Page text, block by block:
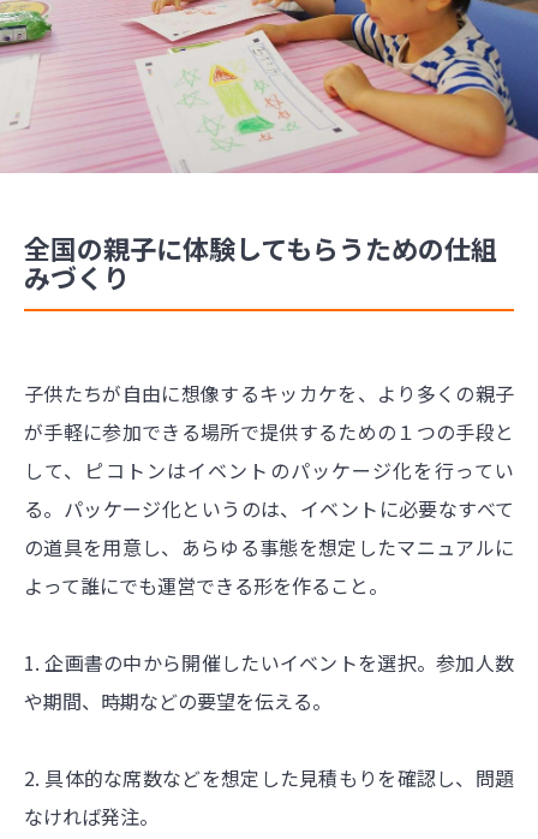
全国の親子に体験してもらうための仕組
みづくり
子供たちが自由に想像するキッカケを、より多くの親子
が手軽に参加できる場所で提供するための１つの手段と
して、ピコトンはイベントのパッケージ化を行ってい
る。パッケージ化というのは、イベントに必要なすべて
の道具を用意し、あらゆる事態を想定したマニュアルに
よって誰にでも運営できる形を作ること。
1. 企画書の中から開催したいイベントを選択。参加人数
や期間、時期などの要望を伝える。
2. 具体的な席数などを想定した見積もりを確認し、問題
なければ発注。